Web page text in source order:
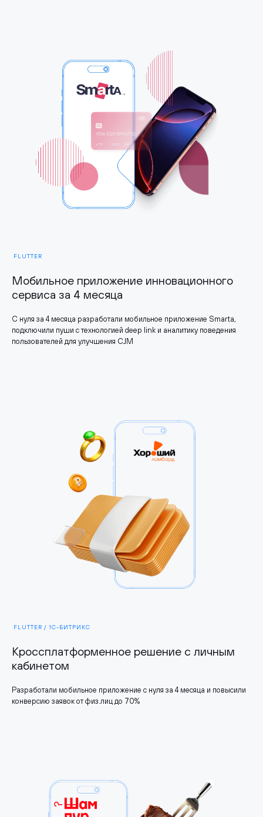
FLUTTER
Мобильное приложение инновационного
сервиса за 4 месяца
С нуля за 4 месяца разработали мобильное приложение Smarta,
подключили пуши с технологией deep link и аналитику поведения
пользователей для улучшения CJM
FLUTTER / 1C-БИТРИКС
Кроссплатформенное решение с личным
кабинетом
Разработали мобильное приложение с нуля за 4 месяца и повысили
конверсию заявок от физ.лиц до 70%